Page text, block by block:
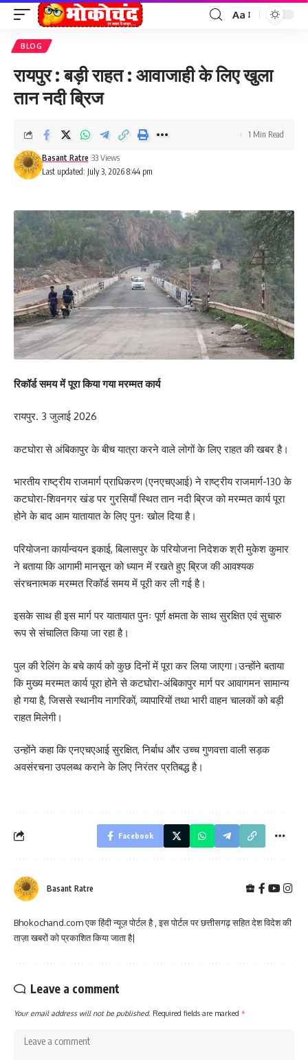
Font
Aa
BLOG
रायपुर : बड़ी राहत : आवाजाही के लिए खुला
तान नदी ब्रिज
Last updated: July 3, 2026 8:44 pm
Basant Ratre 33 Views
1 Min Read
रिकॉर्ड समय में पूरा किया गया मरम्मत कार्य
रायपुर. 3 जुलाई 2026
कटघोरा से अंबिकापुर के बीच यात्रा करने वाले लोगों के लिए राहत की खबर है।
भारतीय राष्ट्रीय राजमार्ग प्राधिकरण (एनएचएआई) ने राष्ट्रीय राजमार्ग-130 के
कटघोरा-शिवनगर खंड पर गुरसियाँ स्थित तान नदी ब्रिज को मरम्मत कार्य पूरा
होने के बाद आम यातायात के लिए पुनः खोल दिया है।
परियोजना कार्यान्वयन इकाई, बिलासपुर के परियोजना निदेशक श्री मुकेश कुमार
ने बताया कि आगामी मानसून को ध्यान में रखते हुए ब्रिज की आवश्यक
संरचनात्मक मरम्मत रिकॉर्ड समय में पूरी कर ली गई है।
इसके साथ ही इस मार्ग पर यातायात पुनः पूर्ण क्षमता के साथ सुरक्षित एवं सुचारु
रूप से संचालित किया जा रहा है।
पुल की रेलिंग के बचे कार्य को कुछ दिनों में पूरा कर लिया जाएगा।उन्होंने बताया
कि मुख्य मरम्मत कार्य पूरा होने से कटघोरा-अंबिकापुर मार्ग पर आवागमन सामान्य
हो गया है, जिससे स्थानीय नागरिकों, व्यापारियों तथा भारी वाहन चालकों को बड़ी
राहत मिलेगी।
उन्होंने कहा कि एनएचएआई सुरक्षित, निर्बाध और उच्च गुणवत्ता वाली सड़क
अवसंरचना उपलब्ध कराने के लिए निरंतर प्रतिबद्ध है।
Facebook
Basant Ratre
Bhokochand.com एक हिंदी न्यूज़ पोर्टल है , इस पोर्टल पर छत्तीसगढ़ सहित देश विदेश की
ताज़ा खबरों को प्रकाशित किया जाता है|
Leave a comment
Your email address will not be published. Required fields are marked *